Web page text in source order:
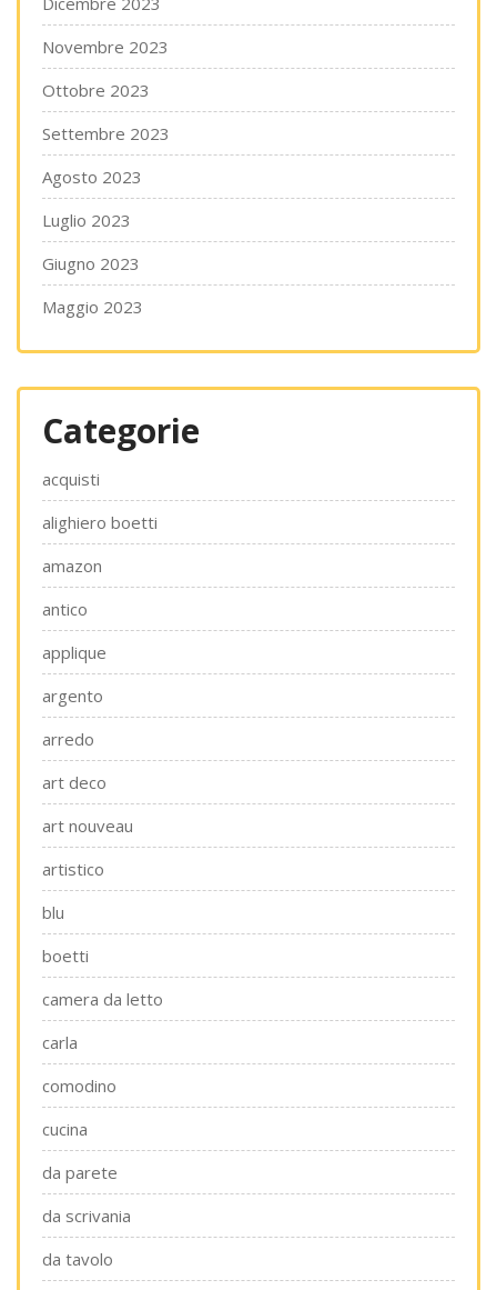
Novembre 2023
Ottobre 2023
Settembre 2023
Agosto 2023
Luglio 2023
Giugno 2023
Maggio 2023
Categorie
acquisti
alighiero boetti
amazon
antico
applique
argento
arredo
art deco
art nouveau
artistico
blu
boetti
camera da letto
carla
comodino
cucina
da parete
da scrivania
da tavolo